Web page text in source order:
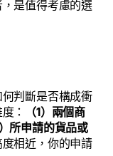
是值得考慮的選
判斷是否構成衝
：
（1）兩個商
所申請的貨品或
相近，你的申請